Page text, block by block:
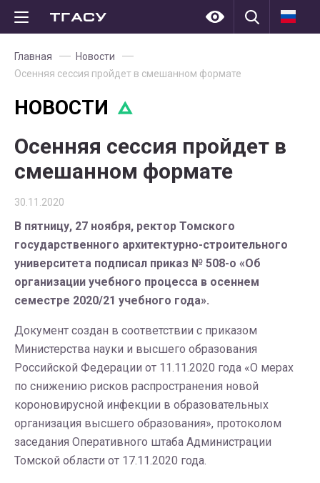
Главная
Новости
Осенняя сессия пройдет в смешанном формате
НОВОСТИ
Осенняя сессия пройдет в
смешанном формате
30.11.2020
В пятницу, 27 ноября, ректор Томского
государственного архитектурно-строительного
университета подписал приказ № 508-о «Об
организации учебного процесса в осеннем
семестре 2020/21 учебного года».
Документ создан в соответствии с приказом
Министерства науки и высшего образования
Российской Федерации от 11.11.2020 года «О мерах
по снижению рисков распространения новой
короновирусной инфекции в образовательных
организация высшего образования», протоколом
заседания Оперативного штаба Администрации
Томской области от 17.11.2020 года.